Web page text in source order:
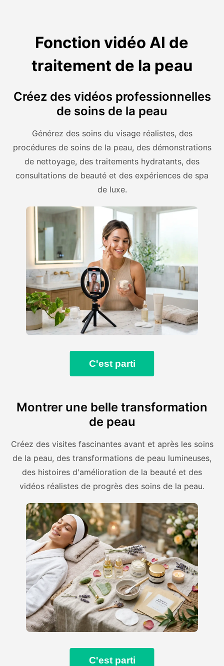
Fonction vidéo AI de
traitement de la peau
Créez des vidéos professionnelles
de soins de la peau
Générez des soins du visage réalistes, des
procédures de soins de la peau, des démonstrations
de nettoyage, des traitements hydratants, des
consultations de beauté et des expériences de spa
de luxe.
C'est parti
Montrer une belle transformation
de peau
Créez des visites fascinantes avant et après les soins
de la peau, des transformations de peau lumineuses,
des histoires d'amélioration de la beauté et des
vidéos réalistes de progrès des soins de la peau.
C'est parti